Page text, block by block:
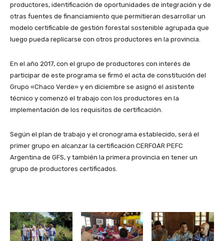
productores, identificación de oportunidades de integración y de
otras fuentes de financiamiento que permitieran desarrollar un
modelo certificable de gestión forestal sostenible agrupada que
luego pueda replicarse con otros productores en la provincia.
En el año 2017, con el grupo de productores con interés de
participar de este programa se firmó el acta de constitución del
Grupo «Chaco Verde» y en diciembre se asignó el asistente
técnico y comenzó el trabajo con los productores en la
implementación de los requisitos de certificación.
Según el plan de trabajo y el cronograma establecido, será el
primer grupo en alcanzar la certificación CERFOAR PEFC
Argentina de GFS, y también la primera provincia en tener un
grupo de productores certificados.